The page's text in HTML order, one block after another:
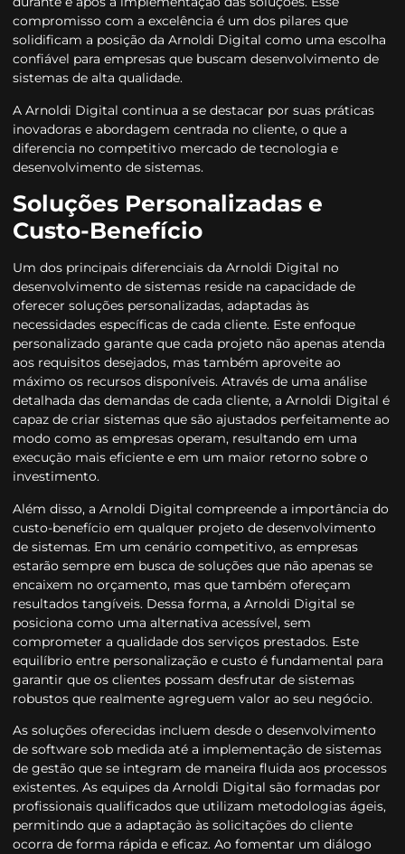
compromisso com a excelência é um dos pilares que
solidificam a posição da Arnoldi Digital como uma escolha
confiável para empresas que buscam desenvolvimento de
sistemas de alta qualidade.
A Arnoldi Digital continua a se destacar por suas práticas
inovadoras e abordagem centrada no cliente, o que a
diferencia no competitivo mercado de tecnologia e
desenvolvimento de sistemas.
Soluções Personalizadas e
Custo-Benefício
Um dos principais diferenciais da Arnoldi Digital no
desenvolvimento de sistemas reside na capacidade de
oferecer soluções personalizadas, adaptadas às
necessidades específicas de cada cliente. Este enfoque
personalizado garante que cada projeto não apenas atenda
aos requisitos desejados, mas também aproveite ao
máximo os recursos disponíveis. Através de uma análise
detalhada das demandas de cada cliente, a Arnoldi Digital é
capaz de criar sistemas que são ajustados perfeitamente ao
modo como as empresas operam, resultando em uma
execução mais eficiente e em um maior retorno sobre o
investimento.
Além disso, a Arnoldi Digital compreende a importância do
custo-benefício em qualquer projeto de desenvolvimento
de sistemas. Em um cenário competitivo, as empresas
estarão sempre em busca de soluções que não apenas se
encaixem no orçamento, mas que também ofereçam
resultados tangíveis. Dessa forma, a Arnoldi Digital se
posiciona como uma alternativa acessível, sem
comprometer a qualidade dos serviços prestados. Este
equilíbrio entre personalização e custo é fundamental para
garantir que os clientes possam desfrutar de sistemas
robustos que realmente agreguem valor ao seu negócio.
As soluções oferecidas incluem desde o desenvolvimento
de software sob medida até a implementação de sistemas
de gestão que se integram de maneira fluida aos processos
existentes. As equipes da Arnoldi Digital são formadas por
profissionais qualificados que utilizam metodologias ágeis,
permitindo que a adaptação às solicitações do cliente
ocorra de forma rápida e eficaz. Ao fomentar um diálogo